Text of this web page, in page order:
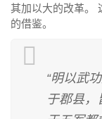
其加以大的改革。
的借鉴。
“明以武
于郡县